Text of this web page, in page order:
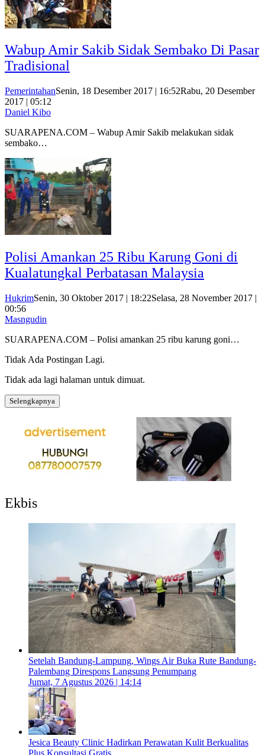
Wabup Amir Sakib Sidak Sembako Di Pasar
Tradisional
PemerintahanSenin, 18 Desember 2017 | 16:52Rabu, 20 Desember
2017 | 05:12
Daniel Kibo
SUARAPENA.COM – Wabup Amir Sakib melakukan sidak
sembako…
Polisi Amankan 25 Ribu Karung Goni di
Kualatungkal Perbatasan Malaysia
HukrimSenin, 30 Oktober 2017 | 18:22Selasa, 28 November 2017 |
00:56
Masngudin
SUARAPENA.COM – Polisi amankan 25 ribu karung goni…
Tidak Ada Postingan Lagi.
Tidak ada lagi halaman untuk dimuat.
Selengkapnya
Ekbis
Setelah Bandung-Lampung, Wings Air Buka Rute Bandung-
Palembang Direspons Langsung Penumpang
Jumat, 7 Agustus 2026 | 14:14
Jesica Beauty Clinic Hadirkan Perawatan Kulit Berkualitas
Plus Konsultasi Gratis